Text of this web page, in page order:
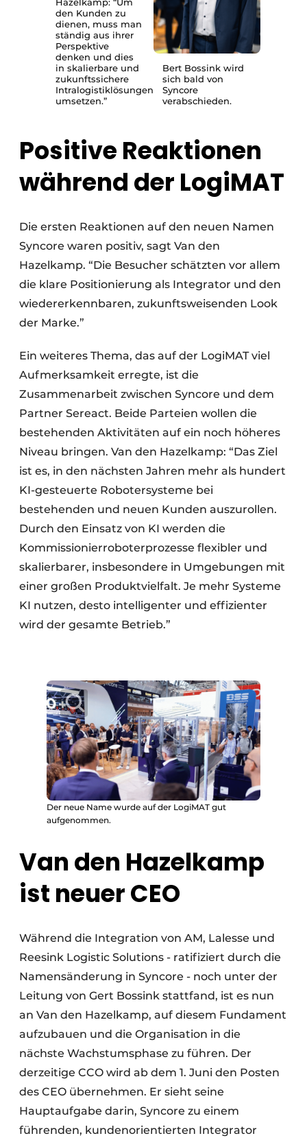
den Kunden zu
dienen, muss man
ständig aus ihrer
Perspektive
denken und dies
in skalierbare und
zukunftssichere
Intralogistiklösungen
umsetzen.”
Bert Bossink wird
sich bald von
Syncore
verabschieden.
Positive Reaktionen
während der LogiMAT
Die ersten Reaktionen auf den neuen Namen
Syncore waren positiv, sagt Van den
Hazelkamp. “Die Besucher schätzten vor allem
die klare Positionierung als Integrator und den
wiedererkennbaren, zukunftsweisenden Look
der Marke.”
Ein weiteres Thema, das auf der LogiMAT viel
Aufmerksamkeit erregte, ist die
Zusammenarbeit zwischen Syncore und dem
Partner Sereact. Beide Parteien wollen die
bestehenden Aktivitäten auf ein noch höheres
Niveau bringen. Van den Hazelkamp: “Das Ziel
ist es, in den nächsten Jahren mehr als hundert
KI-gesteuerte Robotersysteme bei
bestehenden und neuen Kunden auszurollen.
Durch den Einsatz von KI werden die
Kommissionierroboterprozesse flexibler und
skalierbarer, insbesondere in Umgebungen mit
einer großen Produktvielfalt. Je mehr Systeme
KI nutzen, desto intelligenter und effizienter
wird der gesamte Betrieb.”
Der neue Name wurde auf der LogiMAT gut
aufgenommen.
Van den Hazelkamp
ist neuer CEO
Während die Integration von AM, Lalesse und
Reesink Logistic Solutions - ratifiziert durch die
Namensänderung in Syncore - noch unter der
Leitung von Gert Bossink stattfand, ist es nun
an Van den Hazelkamp, auf diesem Fundament
aufzubauen und die Organisation in die
nächste Wachstumsphase zu führen. Der
derzeitige CCO wird ab dem 1. Juni den Posten
des CEO übernehmen. Er sieht seine
Hauptaufgabe darin, Syncore zu einem
führenden, kundenorientierten Integrator